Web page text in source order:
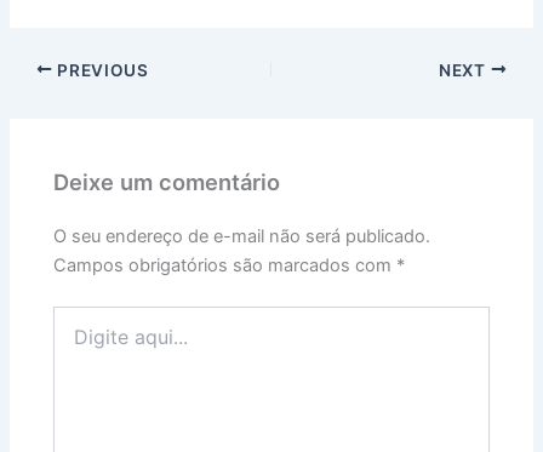
PREVIOUS NEXT
Deixe um comentário
O seu endereço de e-mail não será publicado.
Campos obrigatórios são marcados com *
aqui...